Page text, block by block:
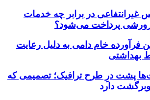
غیرانتفاعی در برابر چه خدمات
پرداخت می‌شود؟
۴۵۰ تن فرآورده خام دامی به دلیل رعایت
بهداشتی
پشت درِ طرح ترافیک؛ تصمیمی که